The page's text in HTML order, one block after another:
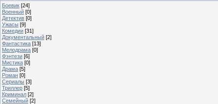
Боевик [24]
Военный [0]
Детектив [0]
Ужасы [9]
Комедии [31]
Документальный [2]
Фантастика [13]
Мелодрама [0]
Фэнтези [6]
Мистика [0]
Драма [5]
Роман [0]
Сериалы [3]
Триллер [5]
Криминал [2]
Семейный [2]